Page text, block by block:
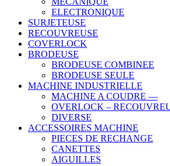
ELECTRONIQUE
SURJETEUSE
RECOUVREUSE
COVERLOCK
BRODEUSE
BRODEUSE COMBINEE
BRODEUSE SEULE
MACHINE INDUSTRIELLE
MACHINE A COUDRE —
OVERLOCK –
DIVERSE
ACCESSOIRES MACHINE
PIECES DE RECHANGE
CANETTES
AIGUILLES